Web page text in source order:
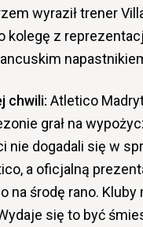
wyraził trener
kolegę z
chwili: Atletico
grał na
nie dogadali się w
a oficjalną
na środę rano.
się to być